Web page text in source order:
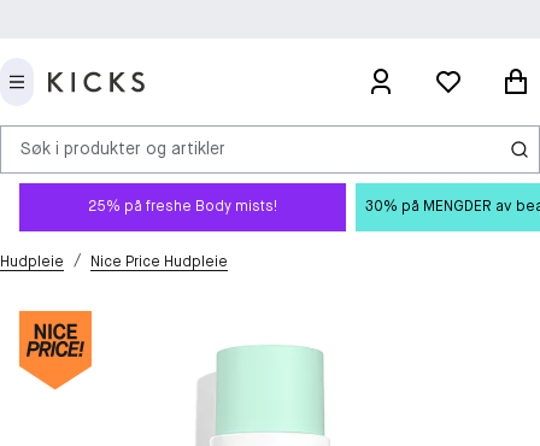
Søk i produkter og artikler
25% på freshe Body mists! 30% på MENGDER av
Hudpleie / Nice Price Hudpleie